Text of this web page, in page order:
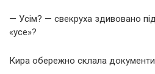
— Усім? — свекруха здивовано
«усе»?
Кира обережно склала документи